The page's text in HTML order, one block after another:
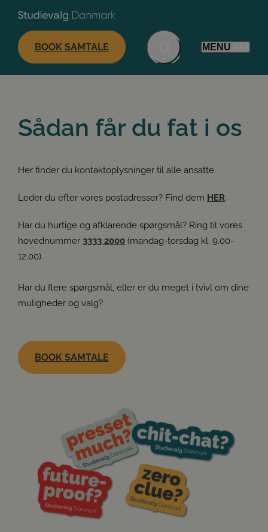
BOOK SAMTALE MENU
Sådan får du fat i os
Her finder du kontaktoplysninger til alle ansatte.
Leder du efter vores postadresser? Find dem HER.
Har du hurtige og afklarende spørgsmål? Ring til vores
hovednummer 3333 2000 (mandag-torsdag kl. 9.00-
12.00).
Har du flere spørgsmål, eller er du meget i tvivl om dine
muligheder og valg?
BOOK SAMTALE